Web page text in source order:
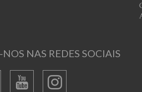
NOS NAS REDES SOCIAIS